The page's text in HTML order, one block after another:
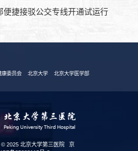
便捷接驳公交专线开通试运行
康委员会 北京大学 北京大学医学部
© 2025 北京大学第三医院 京